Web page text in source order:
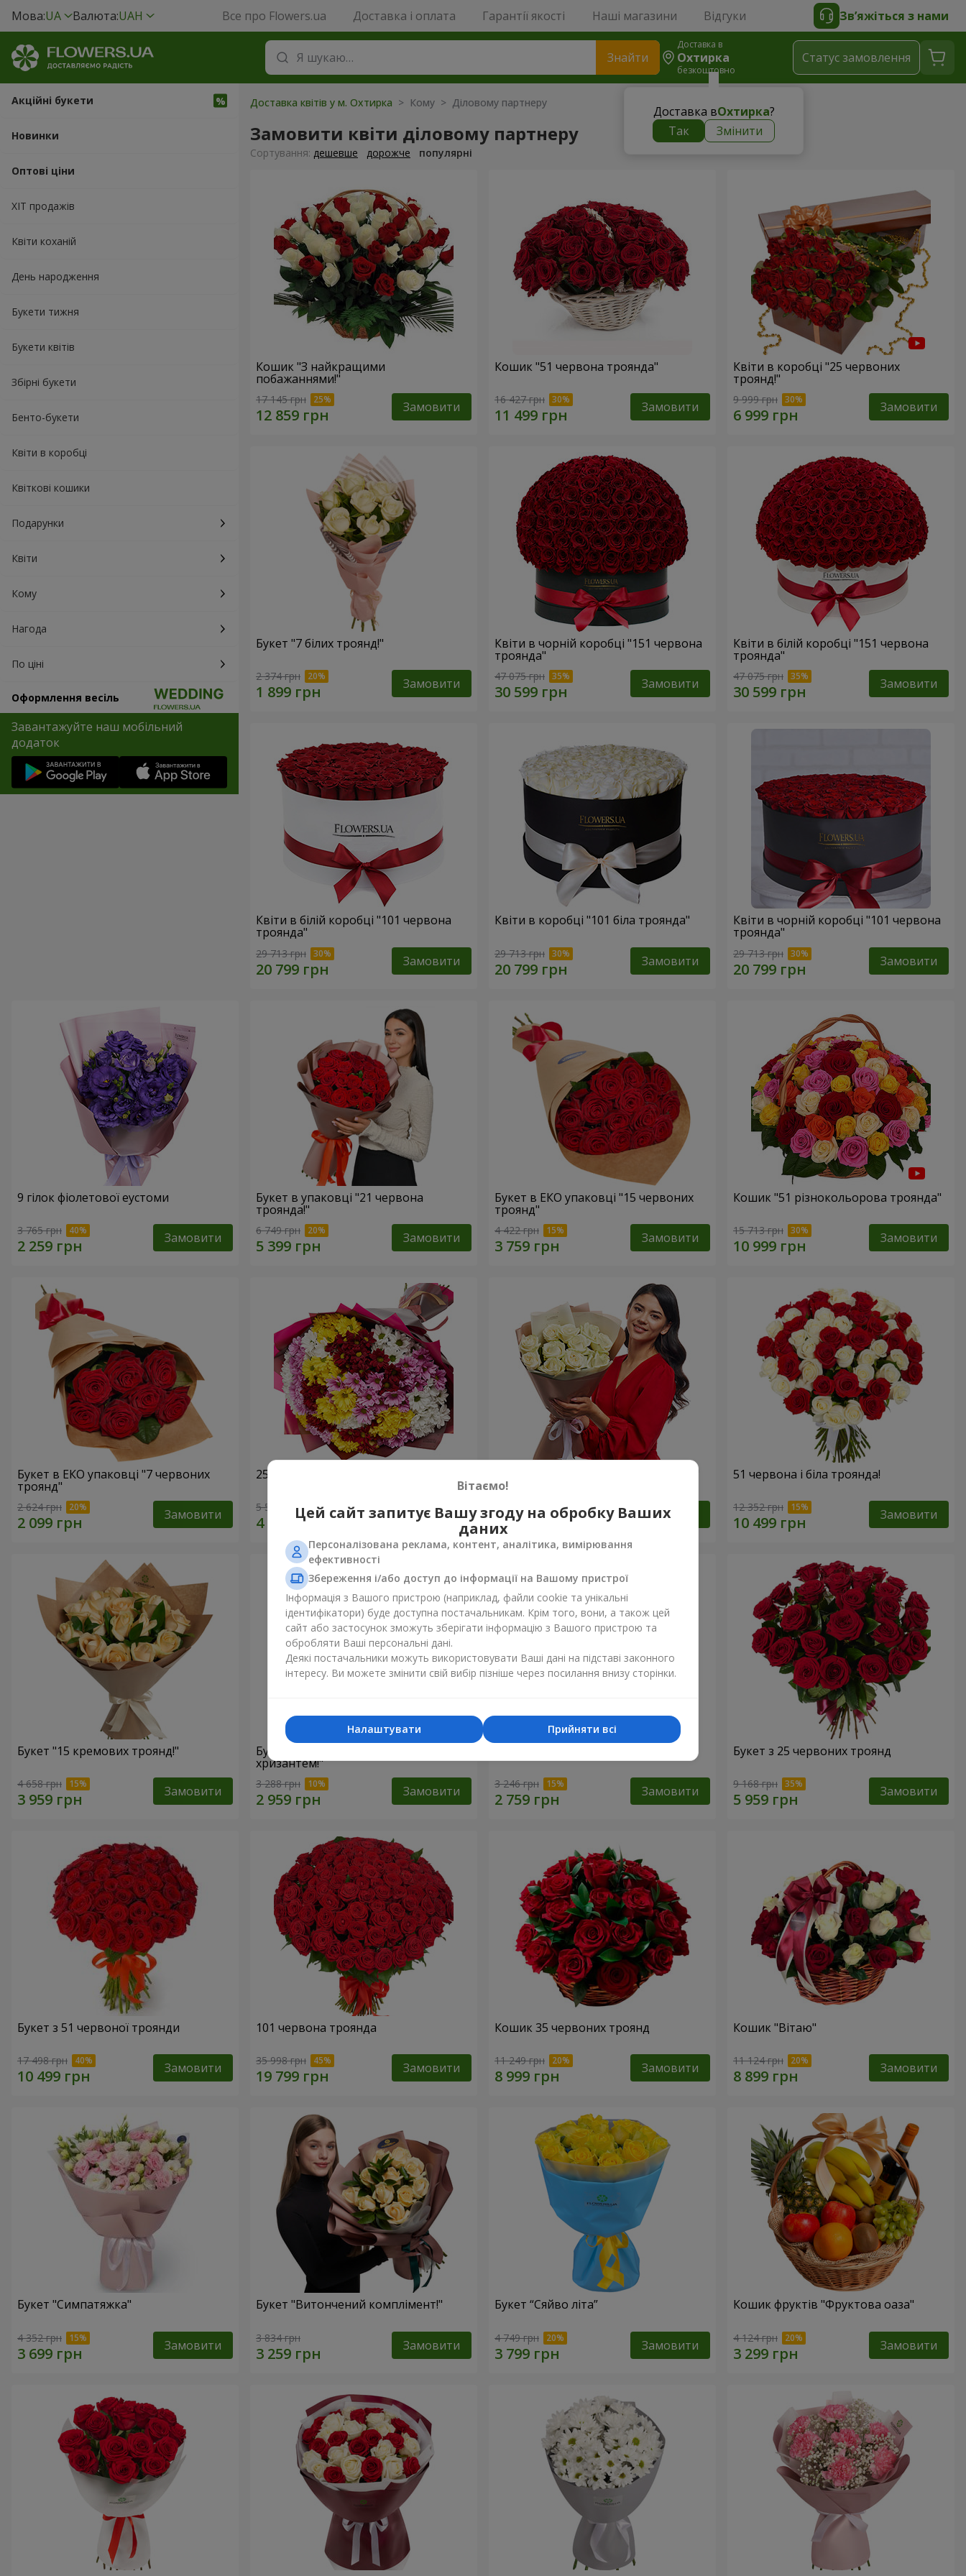
Мова:UA Валюта:UAH Все про Flowers.ua Доставка і оплата Гарантії якості Наші магазини Відгуки Зв’яжіться з нами
Знайти
Доставка в
Охтирка
безкоштовно
Доставка вОхтирка?
Так
Змінити
Статус замовлення
Акційні букети
Новинки
Оптові ціни
ХІТ продажів
Квіти коханій
День народження
Букети тижня
Букети квітів
Збірні букети
Бенто-букети
Квіти в коробці
Квіткові кошики
Подарунки
Квіти
Кому
Нагода
По ціні
Оформлення весіль
Завантажуйте наш мобільний
додаток
Доставка квітів у м. Охтирка > Кому > Діловому партнеру
Замовити квіти діловому партнеру
Сортування: дешевше дорожче популярні
Кошик "З найкращими
побажаннями!"
17 145 грн Замовити
Кошик "51 червона троянда"
16 427 грн Замовити
Квіти в коробці "25 червоних
троянд!"
9 999 грн Замовити
Букет "7 білих троянд!"
2 374 грн Замовити
Квіти в чорній коробці "151 червона
троянда"
47 075 грн Замовити
Квіти в білій коробці "151 червона
троянда"
47 075 грн Замовити
Квіти в білій коробці "101 червона
троянда"
29 713 грн Замовити
Квіти в коробці "101 біла троянда"
29 713 грн Замовити
Квіти в чорній коробці "101 червона
троянда"
29 713 грн Замовити
9 гілок фіолетової еустоми
3 765 грн Замовити
Букет в упаковці "21 червона
троянда!"
6 749 грн Замовити
Букет в ЕКО упаковці "15 червоних
троянд"
4 422 грн Замовити
Кошик "51 різнокольорова троянда"
15 713 грн Замовити
Букет в ЕКО упаковці "7 червоних
троянд"
2 624 грн Замовити
25 різнокольорових хризантем!
5 574 грн Замовити 3 443 грн Замовити
51 червона і біла троянда!
12 352 грн Замовити
Букет "15 кремових троянд!"
4 658 грн Замовити
Букет"15 різнокольорових
хризантем!"
3 288 грн Замовити 3 246 грн Замовити
Букет з 25 червоних троянд
9 168 грн Замовити
Букет з 51 червоної троянди
17 498 грн Замовити
101 червона троянда
35 998 грн Замовити
Кошик 35 червоних троянд
11 249 грн Замовити
Кошик "Вітаю"
11 124 грн Замовити
Букет "Симпатяжка"
4 352 грн Замовити
Букет "Витончений комплімент!"
3 834 грн Замовити
Букет “Сяйво літа”
4 749 грн Замовити
Кошик фруктів "Фруктова оаза"
4 124 грн Замовити
Вітаємо!
Цей сайт запитує Вашу згоду на обробку Ваших
даних
Персоналізована реклама, контент, аналітика, вимірювання
ефективності
Збереження і/або доступ до інформації на Вашому пристрої
Інформація з Вашого пристрою (наприклад, файли cookie та унікальні
ідентифікатори) буде доступна постачальникам. Крім того, вони, а також цей
сайт або застосунок зможуть зберігати інформацію з Вашого пристрою та
обробляти Ваші персональні дані.
Деякі постачальники можуть використовувати Ваші дані на підставі законного
інтересу. Ви можете змінити свій вибір пізніше через посилання внизу сторінки.
Прийняти всі
Налаштувати